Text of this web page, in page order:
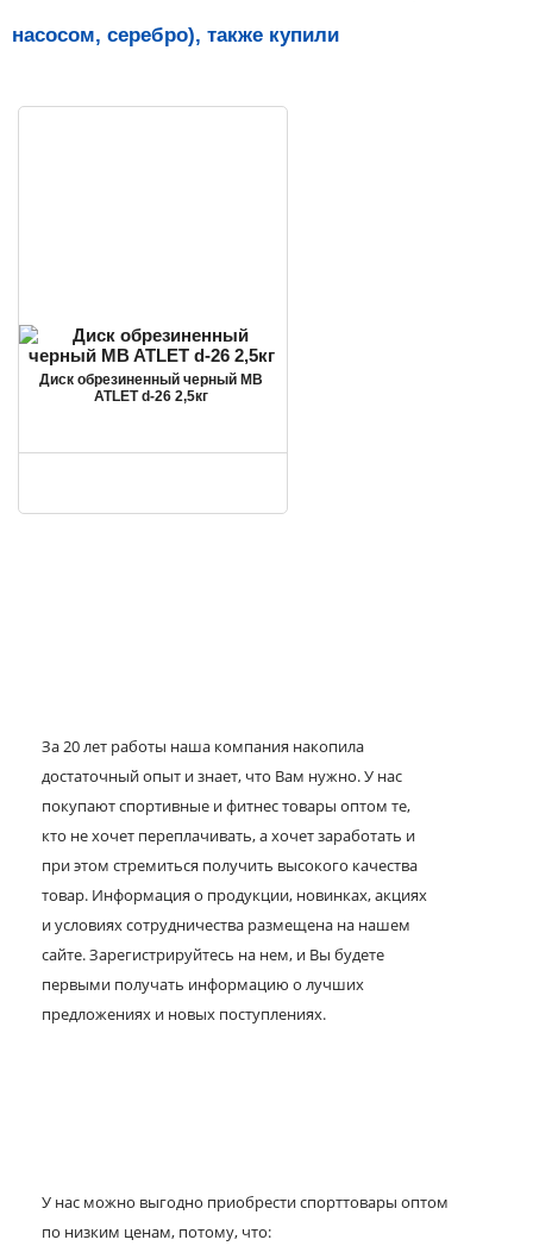
насосом, серебро), также купили
Диск обрезиненный черный MB
ATLET d-26 2,5кг
За 20 лет работы наша компания накопила
достаточный опыт и знает, что Вам нужно. У нас
покупают спортивные и фитнес товары оптом те,
кто не хочет переплачивать, а хочет заработать и
при этом стремиться получить высокого качества
товар. Информация о продукции, новинках, акциях
и условиях сотрудничества размещена на нашем
сайте. Зарегистрируйтесь на нем, и Вы будете
первыми получать информацию о лучших
предложениях и новых поступлениях.
У нас можно выгодно приобрести спорттовары оптом
по низким ценам, потому, что: